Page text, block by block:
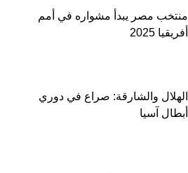
منتخب مصر يبدأ مشواره في أمم
أفريقيا 2025
الهلال والشارقة: صراع في دوري
أبطال آسيا